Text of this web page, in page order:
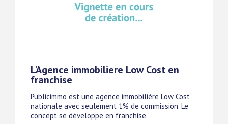
L'Agence immobiliere Low Cost en
franchise
Publicimmo est une agence immobilière Low Cost
nationale avec seulement 1% de commission. Le
concept se développe en franchise.